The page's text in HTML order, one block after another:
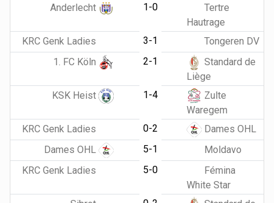
Anderlecht
1-0
Tertre
Hautrage
KRC Genk Ladies
3-1
Tongeren DV
1. FC Köln
2-1
Standard de
Liège
KSK Heist
1-4
Zulte
Waregem
KRC Genk Ladies
0-2
Dames OHL
Dames OHL
5-1
Moldavo
KRC Genk Ladies
5-0
Fémina
White Star